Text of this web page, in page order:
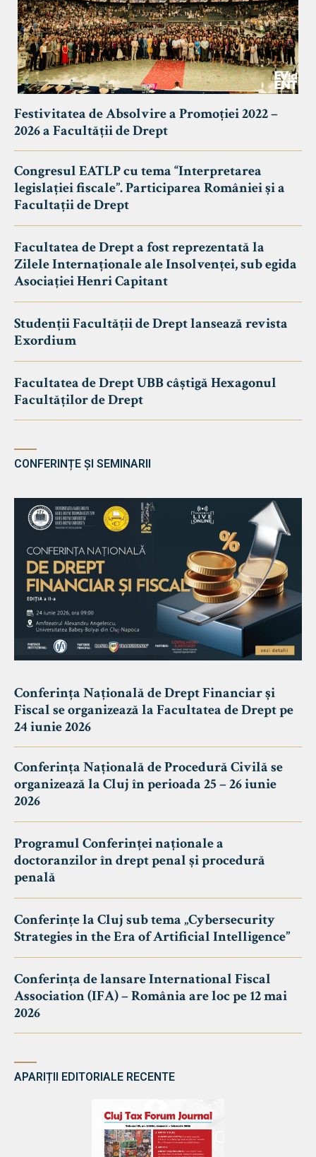
Festivitatea de Absolvire a Promoției 2022 –
2026 a Facultății de Drept
Congresul EATLP cu tema “Interpretarea
legislației fiscale”. Participarea României și a
Facultații de Drept
Facultatea de Drept a fost reprezentată la
Zilele Internaționale ale Insolvenței, sub egida
Asociației Henri Capitant
Studenții Facultății de Drept lansează revista
Exordium
Facultatea de Drept UBB câștigă Hexagonul
Facultăților de Drept
CONFERINȚE ȘI SEMINARII
Conferința Națională de Drept Financiar și
Fiscal se organizează la Facultatea de Drept pe
24 iunie 2026
Conferința Națională de Procedură Civilă se
organizează la Cluj în perioada 25 – 26 iunie
2026
Programul Conferinței naționale a
doctoranzilor în drept penal și procedură
penală
Conferințe la Cluj sub tema „Cybersecurity
Strategies in the Era of Artificial Intelligence”
Conferința de lansare International Fiscal
Association (IFA) – România are loc pe 12 mai
2026
APARIȚII EDITORIALE RECENTE